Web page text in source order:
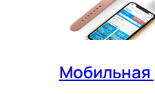
Мобильная